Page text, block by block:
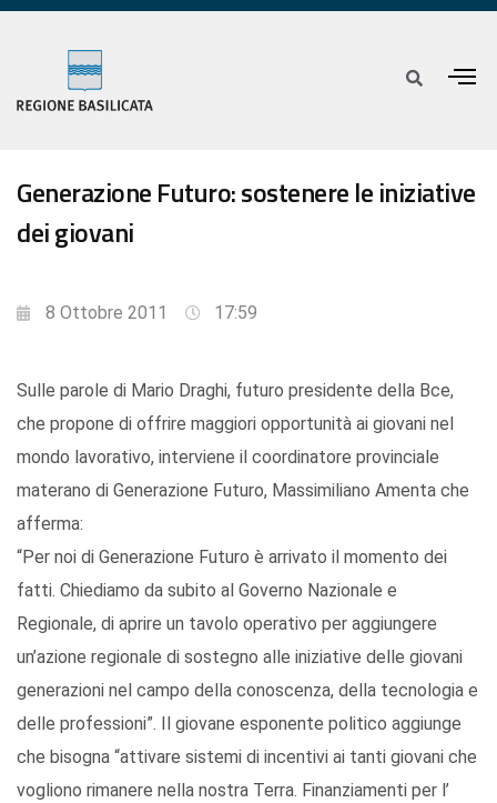
Generazione Futuro: sostenere le iniziative
dei giovani
8 Ottobre 2011 17:59
Sulle parole di Mario Draghi, futuro presidente della Bce,
che propone di offrire maggiori opportunità ai giovani nel
mondo lavorativo, interviene il coordinatore provinciale
materano di Generazione Futuro, Massimiliano Amenta che
afferma:
“Per noi di Generazione Futuro è arrivato il momento dei
fatti. Chiediamo da subito al Governo Nazionale e
Regionale, di aprire un tavolo operativo per aggiungere
un’azione regionale di sostegno alle iniziative delle giovani
generazioni nel campo della conoscenza, della tecnologia e
delle professioni”. Il giovane esponente politico aggiunge
che bisogna “attivare sistemi di incentivi ai tanti giovani che
vogliono rimanere nella nostra Terra. Finanziamenti per l’